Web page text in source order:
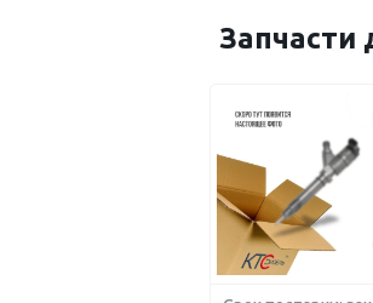
Запчасти